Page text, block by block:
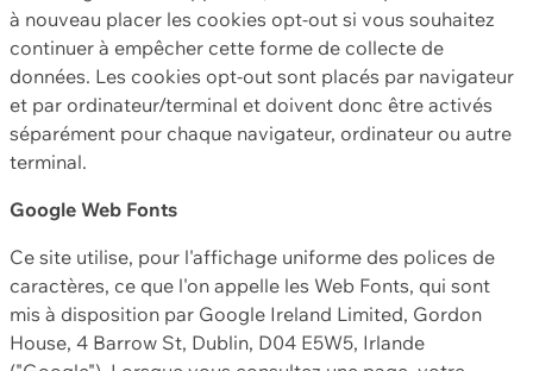
à nouveau placer les cookies opt-out si vous souhaitez
continuer à empêcher cette forme de collecte de
données. Les cookies opt-out sont placés par navigateur
et par ordinateur/terminal et doivent donc être activés
séparément pour chaque navigateur, ordinateur ou autre
terminal.
Google Web Fonts
Ce site utilise, pour l'affichage uniforme des polices de
caractères, ce que l'on appelle les Web Fonts, qui sont
mis à disposition par Google Ireland Limited, Gordon
House, 4 Barrow St, Dublin, D04 E5W5, Irlande